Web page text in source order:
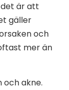
är att
gäller
och
mer än
och akne.